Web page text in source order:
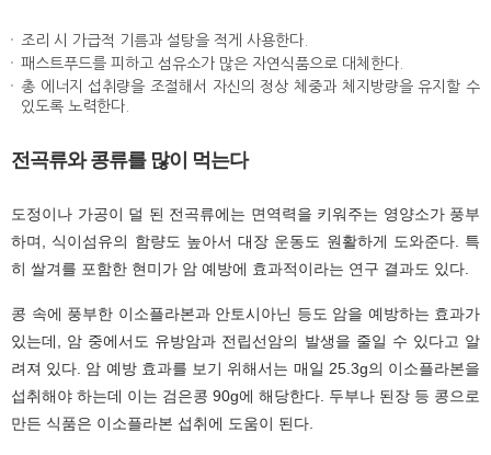
조리 시 가급적 기름과 설탕을 적게 사용한다.
패스트푸드를 피하고 섬유소가 많은 자연식품으로 대체한다.
총 에너지 섭취량을 조절해서 자신의 정상 체중과 체지방량을 유지할 수
있도록 노력한다.
전곡류와 콩류를 많이 먹는다
도정이나 가공이 덜 된 전곡류에는 면역력을 키워주는 영양소가 풍부
하며, 식이섬유의 함량도 높아서 대장 운동도 원활하게 도와준다. 특
히 쌀겨를 포함한 현미가 암 예방에 효과적이라는 연구 결과도 있다.
콩 속에 풍부한 이소플라본과 안토시아닌 등도 암을 예방하는 효과가
있는데, 암 중에서도 유방암과 전립선암의 발생을 줄일 수 있다고 알
려져 있다. 암 예방 효과를 보기 위해서는 매일 25.3g의 이소플라본을
섭취해야 하는데 이는 검은콩 90g에 해당한다. 두부나 된장 등 콩으로
만든 식품은 이소플라본 섭취에 도움이 된다.